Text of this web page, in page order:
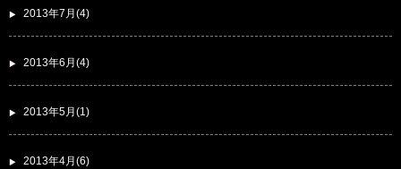
2013年7月(4)
2013年6月(4)
2013年5月(1)
2013年4月(6)